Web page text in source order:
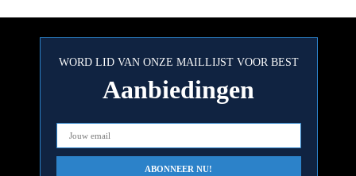
WORD LID VAN ONZE MAILLIJST VOOR BEST
Aanbiedingen